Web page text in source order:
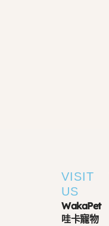
VISIT
US
WakaPet
哇卡寵物